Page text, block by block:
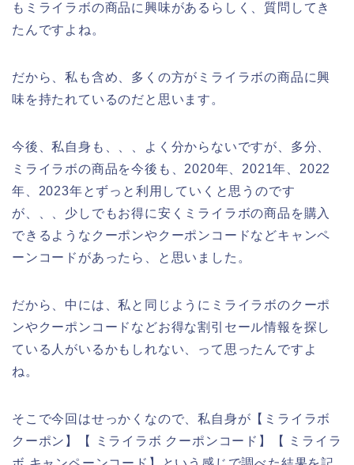
もミライラボの商品に興味があるらしく、質問してき
たんですよね。
だから、私も含め、多くの方がミライラボの商品に興
味を持たれているのだと思います。
今後、私自身も、、、よく分からないですが、多分、
ミライラボの商品を今後も、2020年、2021年、2022
年、2023年とずっと利用していくと思うのです
が、、、少しでもお得に安くミライラボの商品を購入
できるようなクーポンやクーポンコードなどキャンペ
ーンコードがあったら、と思いました。
だから、中には、私と同じようにミライラボのクーポ
ンやクーポンコードなどお得な割引セール情報を探し
ている人がいるかもしれない、って思ったんですよ
ね。
そこで今回はせっかくなので、私自身が【ミライラボ
クーポン】【 ミライラボ クーポンコード】【 ミライラ